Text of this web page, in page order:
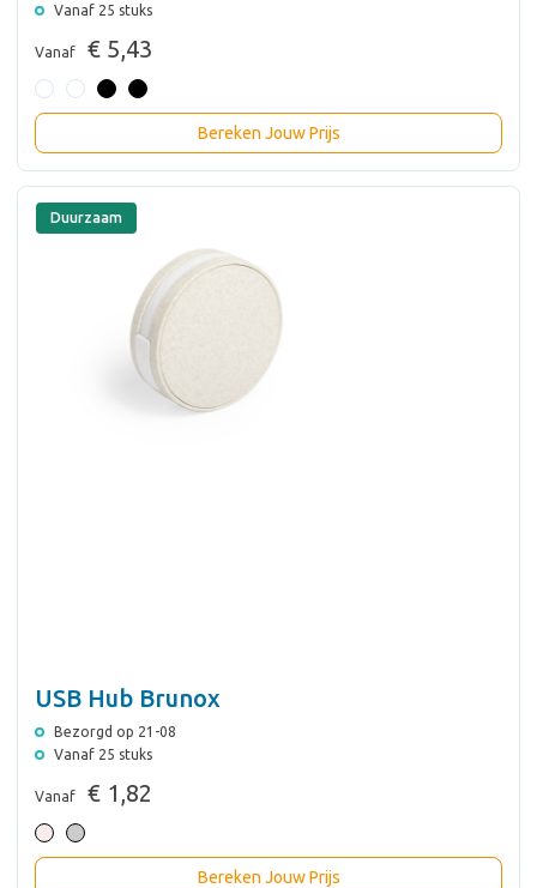
Vanaf 25 stuks
Vanaf € 5,43
Bereken Jouw Prijs
Duurzaam
USB Hub Brunox
Bezorgd op 21-08
Vanaf 25 stuks
Vanaf € 1,82
Bereken Jouw Prijs